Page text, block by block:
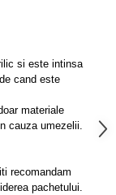
si este intinsa
cand este
materiale
cauza umezelii.
recomandam
pachetului.